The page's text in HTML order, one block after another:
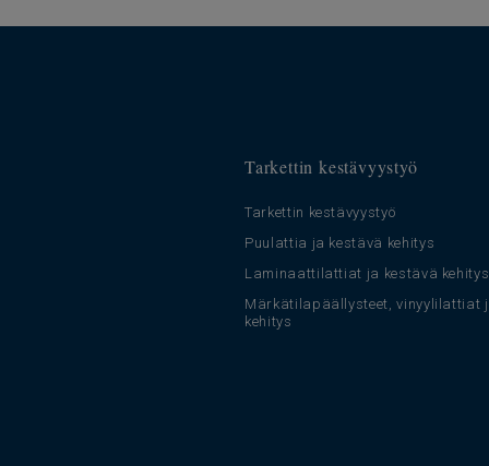
Tarkettin kestävyystyö
Tarkettin kestävyystyö
Puulattia ja kestävä kehitys
Laminaattilattiat ja kestävä kehitys
Märkätilapäällysteet, vinyylilattiat
kehitys